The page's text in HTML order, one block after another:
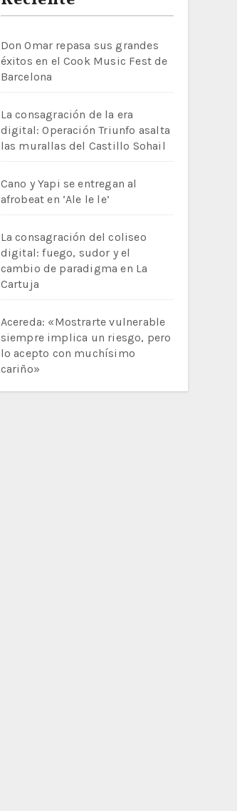
Don Omar repasa sus grandes
éxitos en el Cook Music Fest de
Barcelona
La consagración de la era
digital: Operación Triunfo asalta
las murallas del Castillo Sohail
Cano y Yapi se entregan al
afrobeat en ‘Ale le le’
La consagración del coliseo
digital: fuego, sudor y el
cambio de paradigma en La
Cartuja
Acereda: «Mostrarte vulnerable
siempre implica un riesgo, pero
lo acepto con muchísimo
cariño»